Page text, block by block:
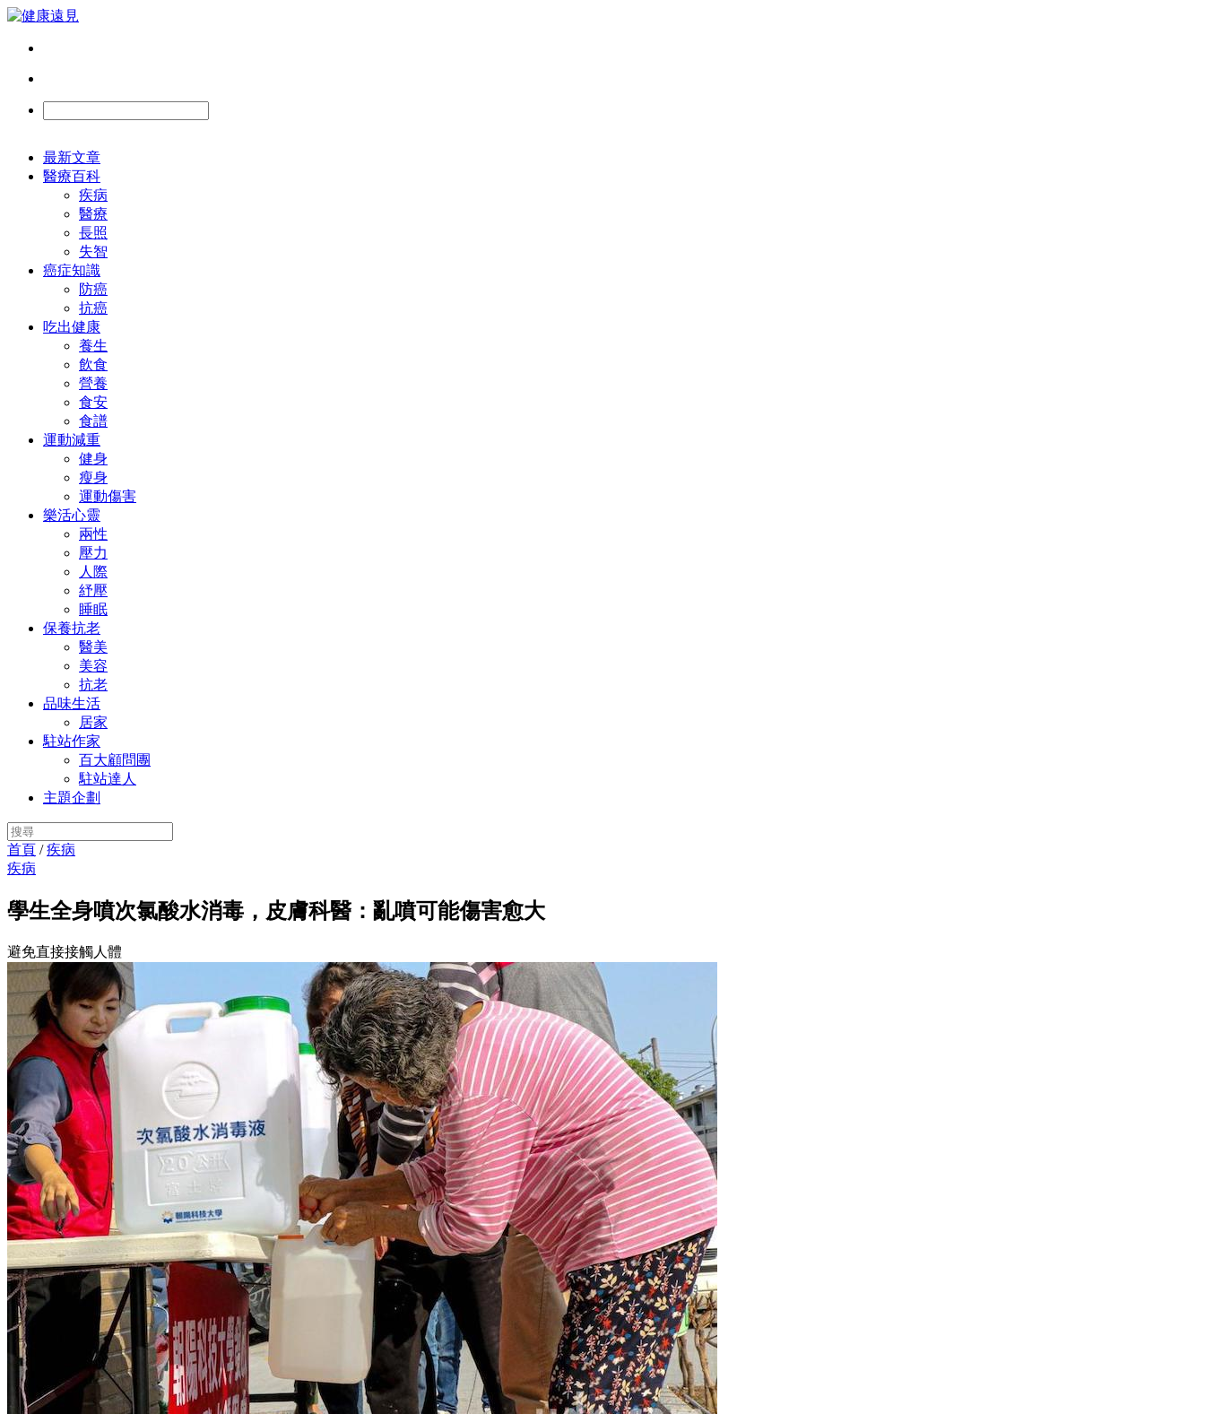
最新文章
醫療百科
疾病
醫療
長照
失智
癌症知識
防癌
抗癌
吃出健康
養生
飲食
營養
食安
食譜
運動減重
健身
瘦身
運動傷害
樂活心靈
兩性
壓力
人際
紓壓
睡眠
保養抗老
醫美
美容
抗老
品味生活
居家
駐站作家
百大顧問團
駐站達人
主題企劃
首頁 /疾病
疾病
學生全身噴次氯酸水消毒，皮膚科醫：亂噴可能傷害愈大
避免直接接觸人體